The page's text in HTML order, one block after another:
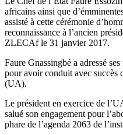
africains ainsi que
assisté à cette cérémonie
reconnaissance à l’ancien
ZLECAf le 31 janvier 2017.
Faure Gnassingbé a adressé
pour avoir conduit avec succès
(UA).
Le président en exercice de
salué son engagement pour
phare de l’agenda 2063 de